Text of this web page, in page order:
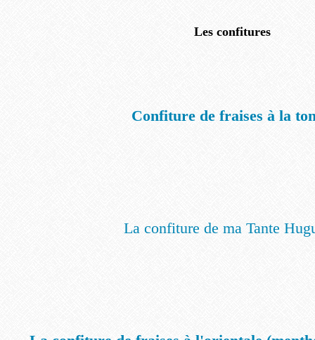
Les confitures
Confiture de fraises à la
La confiture de ma Tante